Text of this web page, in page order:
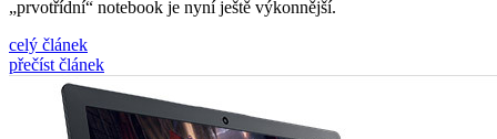
„prvotřídní“ notebook je nyní ještě výkonnější.
celý článek
přečíst článek